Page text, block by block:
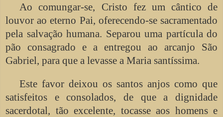
Ao comungar-se, Cristo fez um cântico de
louvor ao eterno Pai, oferecendo-se sacramentado
pela salvação humana. Separou uma partícula do
pão consagrado e a entregou ao arcanjo São
Gabriel, para que a levasse a Maria santíssima.
Este favor deixou os santos anjos como que
satisfeitos e consolados, de que a dignidade
sacerdotal, tão excelente, tocasse aos homens e